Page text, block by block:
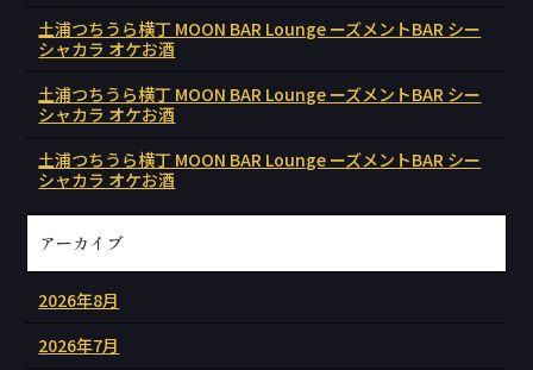
土浦つちうら横丁 MOON BAR Lounge ーズメントBAR シー
シャカラ オケお酒
土浦つちうら横丁 MOON BAR Lounge ーズメントBAR シー
シャカラ オケお酒
土浦つちうら横丁 MOON BAR Lounge ーズメントBAR シー
シャカラ オケお酒
アーカイブ
2026年8月
2026年7月